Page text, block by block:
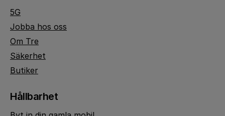
5G
Jobba hos oss
Om Tre
Säkerhet
Butiker
Hållbarhet